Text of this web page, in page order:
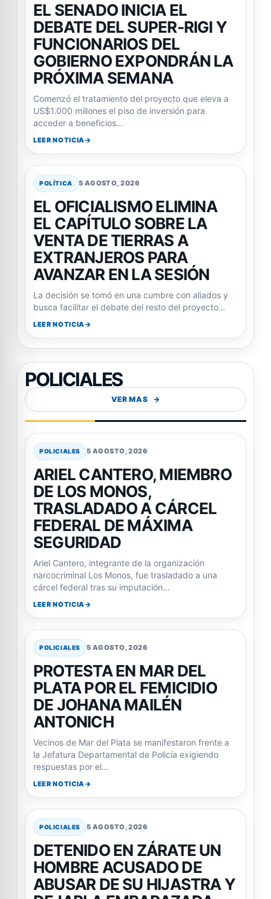
EL SENADO INICIA EL
DEBATE DEL SUPER-RIGI Y
FUNCIONARIOS DEL
GOBIERNO EXPONDRÁN LA
PRÓXIMA SEMANA
Comenzó el tratamiento del proyecto que eleva a
US$1.000 millones el piso de inversión para
acceder a beneficios…
LEER NOTICIA
POLÍTICA 5 AGOSTO, 2026
EL OFICIALISMO ELIMINA
EL CAPÍTULO SOBRE LA
VENTA DE TIERRAS A
EXTRANJEROS PARA
AVANZAR EN LA SESIÓN
La decisión se tomó en una cumbre con aliados y
busca facilitar el debate del resto del proyecto…
LEER NOTICIA
POLICIALES
VER MAS
POLICIALES 5 AGOSTO, 2026
ARIEL CANTERO, MIEMBRO
DE LOS MONOS,
TRASLADADO A CÁRCEL
FEDERAL DE MÁXIMA
SEGURIDAD
Ariel Cantero, integrante de la organización
narcocriminal Los Monos, fue trasladado a una
cárcel federal tras su imputación…
LEER NOTICIA
POLICIALES 5 AGOSTO, 2026
PROTESTA EN MAR DEL
PLATA POR EL FEMICIDIO
DE JOHANA MAILÉN
ANTONICH
Vecinos de Mar del Plata se manifestaron frente a
la Jefatura Departamental de Policía exigiendo
respuestas por el…
LEER NOTICIA
POLICIALES 5 AGOSTO, 2026
DETENIDO EN ZÁRATE UN
HOMBRE ACUSADO DE
ABUSAR DE SU HIJASTRA Y